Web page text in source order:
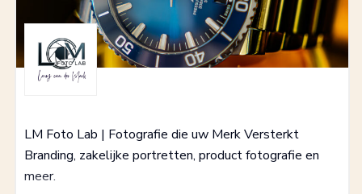
LM Foto Lab | Fotografie die uw Merk Versterkt
Branding, zakelijke portretten, product fotografie en
meer.